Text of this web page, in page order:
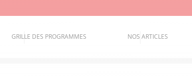
GRILLE DES PROGRAMMES NOS ARTICLES